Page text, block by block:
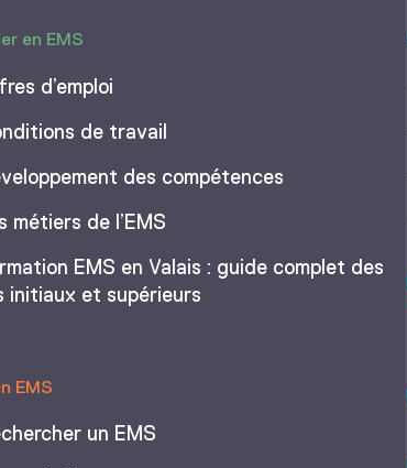
en EMS
d’emploi
de travail
des compétences
métiers de l’EMS
EMS en Valais : guide complet des
initiaux et supérieurs
EMS
un EMS